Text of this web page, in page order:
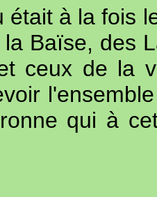
était à la fois
Baïse, des
ceux de la
qui à